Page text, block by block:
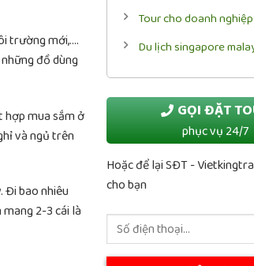
trường mới,….
đồ dùng
hợp mua sắm ở
và ngủ trên
Đi bao nhiêu
2-3 cái là
Tour cho doanh nghiệp
Du lịch singapore
GỌI ĐẶT
phục vụ 24/7
Hoặc để lại SĐT -
cho bạn